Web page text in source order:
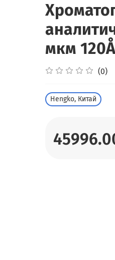
мкм
(0)
Hengko, Китай